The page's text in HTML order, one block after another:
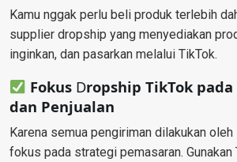
Kamu nggak perlu beli produk terlebih
supplier dropship yang menyediakan
inginkan, dan pasarkan melalui TikTok.
Fokus Dropship TikTok pada
dan Penjualan
Karena semua pengiriman dilakukan
fokus pada strategi pemasaran. Gunakan